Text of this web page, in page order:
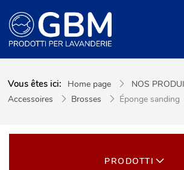
NOS PRODUITS
CONTACTS
Vous êtes ici: Home page
NOS
Accessoires
Brosses Éponge sanding
PRODOTTI